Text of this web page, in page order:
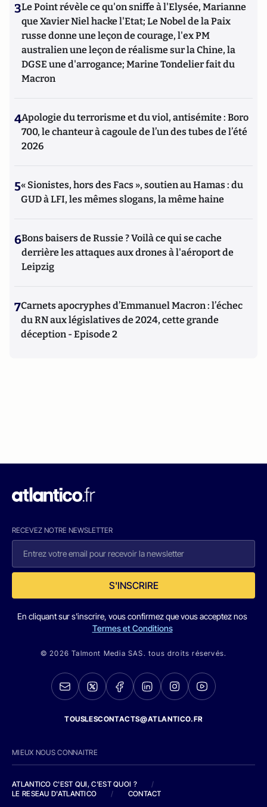
3Le Point révèle ce qu'on sniffe à l'Elysée, Marianne
que Xavier Niel hacke l'Etat; Le Nobel de la Paix
russe donne une leçon de courage, l'ex PM
australien une leçon de réalisme sur la Chine, la
DGSE une d'arrogance; Marine Tondelier fait du
Macron
4Apologie du terrorisme et du viol, antisémite : Boro
700, le chanteur à cagoule de l’un des tubes de l’été
2026
5« Sionistes, hors des Facs », soutien au Hamas : du
GUD à LFI, les mêmes slogans, la même haine
6Bons baisers de Russie ? Voilà ce qui se cache
derrière les attaques aux drones à l'aéroport de
Leipzig
7Carnets apocryphes d’Emmanuel Macron : l’échec
du RN aux législatives de 2024, cette grande
déception - Episode 2
RECEVEZ NOTRE NEWSLETTER
S'INSCRIRE
En cliquant sur s'inscrire, vous confirmez que vous acceptez nos
Termes et Conditions
© 2026 Talmont Media SAS. tous droits réservés.
TOUSLESCONTACTS@ATLANTICO.FR
MIEUX NOUS CONNAITRE
ATLANTICO C'EST QUI, C'EST QUOI ?
/
LE RESEAU D'ATLANTICO
/ CONTACT